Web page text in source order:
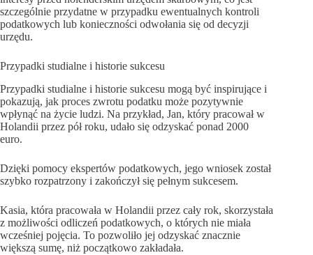
szczególnie przydatne w przypadku ewentualnych kontroli
podatkowych lub konieczności odwołania się od decyzji
urzędu.
Przypadki studialne i historie sukcesu
Przypadki studialne i historie sukcesu mogą być inspirujące i
pokazują, jak proces zwrotu podatku może pozytywnie
wpłynąć na życie ludzi. Na przykład, Jan, który pracował w
Holandii przez pół roku, udało się odzyskać ponad 2000
euro.
Dzięki pomocy ekspertów podatkowych, jego wniosek został
szybko rozpatrzony i zakończył się pełnym sukcesem.
Kasia, która pracowała w Holandii przez cały rok, skorzystała
z możliwości odliczeń podatkowych, o których nie miała
wcześniej pojęcia. To pozwoliło jej odzyskać znacznie
większą sumę, niż początkowo zakładała.